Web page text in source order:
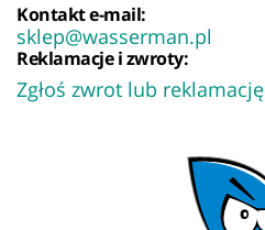
Kontakt e-mail:
sklep@wasserman.pl
Reklamacje i zwroty:
Zgłoś zwrot lub reklamację